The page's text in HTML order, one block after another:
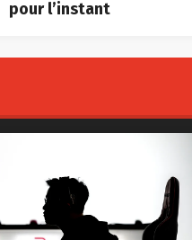
pour l’instant